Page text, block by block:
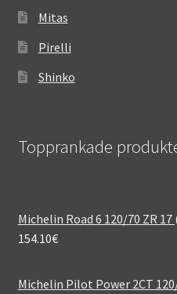
Mitas
Pirelli
Shinko
Topprankade
Michelin Road 6 120/70 ZR
154.10€
Michelin Pilot Power 2CT